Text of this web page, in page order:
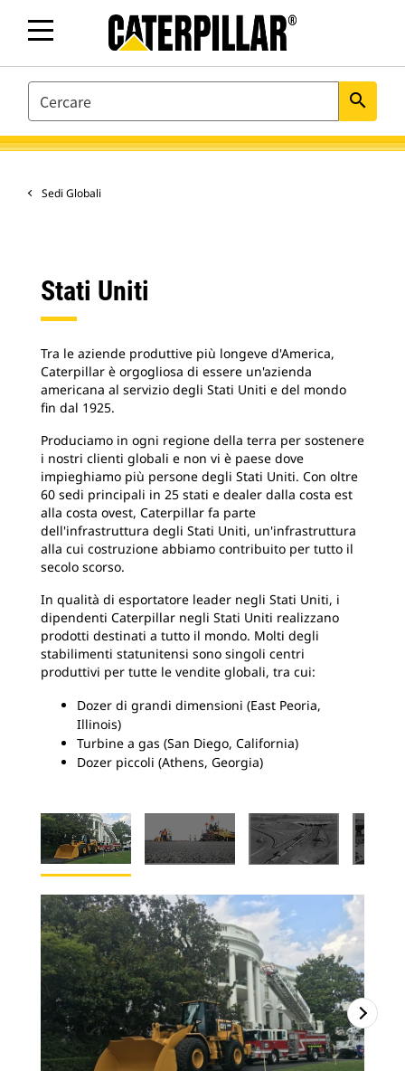
SEARCH search
Sedi Globali
Stati Uniti
Tra le aziende produttive più longeve d'America,
Caterpillar è orgogliosa di essere un'azienda
americana al servizio degli Stati Uniti e del mondo
fin dal 1925.
Produciamo in ogni regione della terra per sostenere
i nostri clienti globali e non vi è paese dove
impieghiamo più persone degli Stati Uniti. Con oltre
60 sedi principali in 25 stati e dealer dalla costa est
alla costa ovest, Caterpillar fa parte
dell'infrastruttura degli Stati Uniti, un'infrastruttura
alla cui costruzione abbiamo contribuito per tutto il
secolo scorso.
In qualità di esportatore leader negli Stati Uniti, i
dipendenti Caterpillar negli Stati Uniti realizzano
prodotti destinati a tutto il mondo. Molti degli
stabilimenti statunitensi sono singoli centri
produttivi per tutte le vendite globali, tra cui:
Dozer di grandi dimensioni (East Peoria,
Illinois)
Turbine a gas (San Diego, California)
Dozer piccoli (Athens, Georgia)